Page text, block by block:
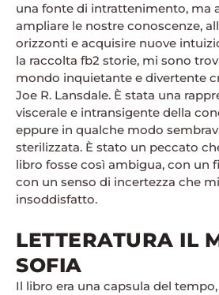
una fonte di intrattenimento, ma
ampliare le nostre conoscenze,
orizzonti e acquisire nuove
la raccolta fb2 storie, mi sono
mondo inquietante e divertente
Joe R. Lansdale. È stata una
viscerale e intransigente della
eppure in qualche modo
sterilizzata. È stato un peccato
libro fosse così ambigua, con un
con un senso di incertezza che
insoddisfatto.
LETTERATURA IL
SOFIA
Il libro era una capsula del